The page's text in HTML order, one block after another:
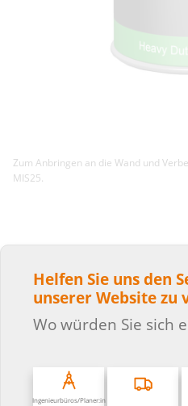
Zum Anbringen an die Wand und
MIS25.
Fakten
für ca. 120 Stück MIS25
Helfen Sie uns den
unserer Website zu
Wo würden Sie sich
Ingenieurbüros/Planer:in